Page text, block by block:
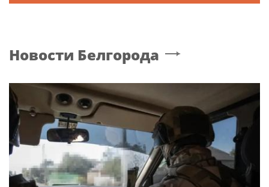
Новости Белгорода